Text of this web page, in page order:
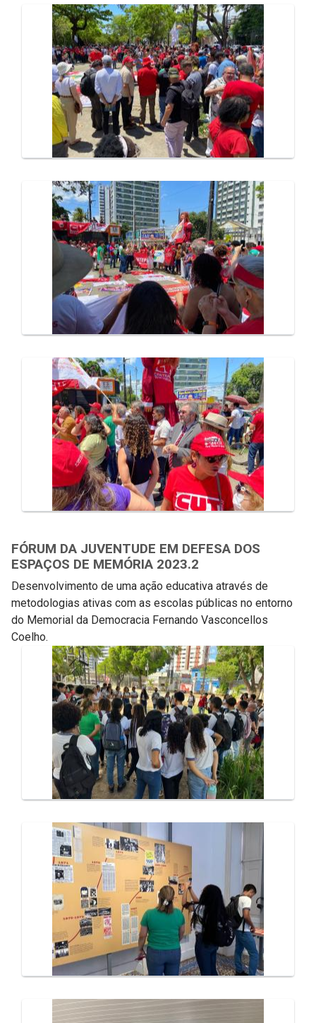
FÓRUM DA JUVENTUDE EM DEFESA DOS
ESPAÇOS DE MEMÓRIA 2023.2
Desenvolvimento de uma ação educativa através de
metodologias ativas com as escolas públicas no entorno
do Memorial da Democracia Fernando Vasconcellos
Coelho.
Galeria de Mídias